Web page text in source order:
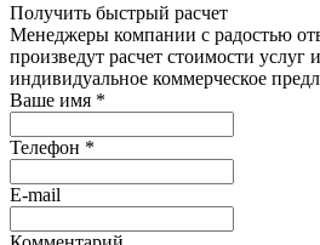
Получить быстрый расчет
Менеджеры компании с радостью
произведут расчет стоимости услуг
индивидуальное коммерческое
Ваше имя *
Телефон *
E-mail